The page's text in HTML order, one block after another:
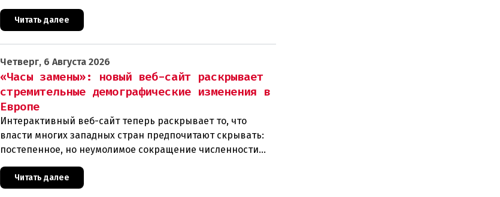
гектаров. В ходе тушения пострадали шесте
Читать далее
Четверг, 6 Августа 2026
«Часы замены»: новый веб-сайт раскрывает
стремительные демографические изменения в
Европе
Интерактивный веб-сайт теперь раскрывает то, что
власти многих западных стран предпочитают скрывать:
постепенное, но неумолимое сокращение численности
Читать далее